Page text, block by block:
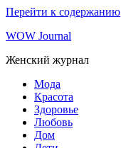
Перейти к содержанию
WOW Journal
Женский журнал
Мода
Красота
Здоровье
Любовь
Дом